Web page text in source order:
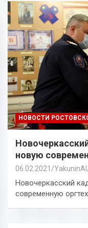
НОВОСТИ
новую
06.02.2021 YakuninAI
Новочеркасский
современную